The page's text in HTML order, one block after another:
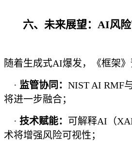
六、未来展望：AI风
随着生成式AI爆发，《框架》
· 监管协同： NIST AI RMF
将进一步融合；
· 技术赋能： 可解释AI（
术将增强风险可视性；